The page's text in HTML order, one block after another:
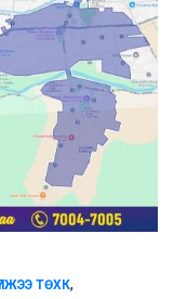
ТӨХК,